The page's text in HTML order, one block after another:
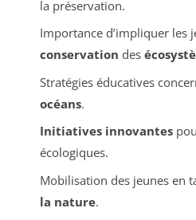
la préservation.
Importance d’impliquer les
conservation des
Stratégies éducatives
océans.
Initiatives innovantes
écologiques.
Mobilisation des jeunes en
la nature.